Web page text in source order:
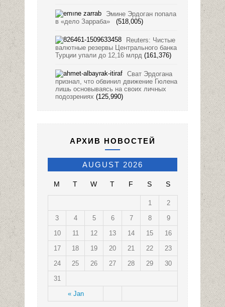
Эмине Эрдоган попала
в «дело Зарраба»
(518,005)
Reuters: Чистые
валютные резервы Центрального банка
Турции упали до 12,16 млрд (161,376)
Сват Эрдогана
признал, что обвинил движение Гюлена
лишь основываясь на своих личных
подозрениях (125,990)
АРХИВ НОВОСТЕЙ
AUGUST 2026
M T W T F S S
« Jan
1
2
3
4 5 6 7 8
9
10
11 12 13 14 15
16
17
18 19 20 21 22
23
24
25 26 27 28 29
30
31